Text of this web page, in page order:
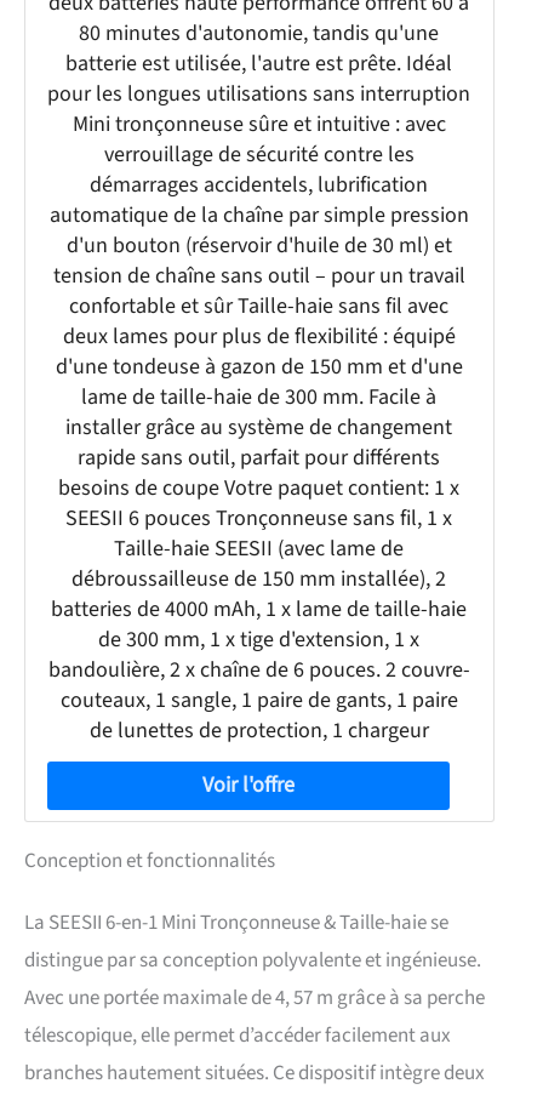
80 minutes d'autonomie, tandis qu'une
batterie est utilisée, l'autre est prête. Idéal
pour les longues utilisations sans interruption
Mini tronçonneuse sûre et intuitive : avec
verrouillage de sécurité contre les
démarrages accidentels, lubrification
automatique de la chaîne par simple pression
d'un bouton (réservoir d'huile de 30 ml) et
tension de chaîne sans outil – pour un travail
confortable et sûr Taille-haie sans fil avec
deux lames pour plus de flexibilité : équipé
d'une tondeuse à gazon de 150 mm et d'une
lame de taille-haie de 300 mm. Facile à
installer grâce au système de changement
rapide sans outil, parfait pour différents
besoins de coupe Votre paquet contient: 1 x
SEESII 6 pouces Tronçonneuse sans fil, 1 x
Taille-haie SEESII (avec lame de
débroussailleuse de 150 mm installée), 2
batteries de 4000 mAh, 1 x lame de taille-haie
de 300 mm, 1 x tige d'extension, 1 x
bandoulière, 2 x chaîne de 6 pouces. 2 couvre-
couteaux, 1 sangle, 1 paire de gants, 1 paire
de lunettes de protection, 1 chargeur
Conception et fonctionnalités
La SEESII 6-en-1 Mini Tronçonneuse & Taille-haie se
distingue par sa conception polyvalente et ingénieuse.
Avec une portée maximale de 4, 57 m grâce à sa perche
télescopique, elle permet d’accéder facilement aux
branches hautement situées. Ce dispositif intègre deux